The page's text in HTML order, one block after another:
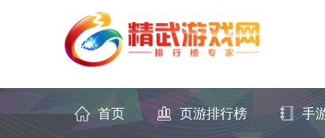
首页 页游排行榜 手